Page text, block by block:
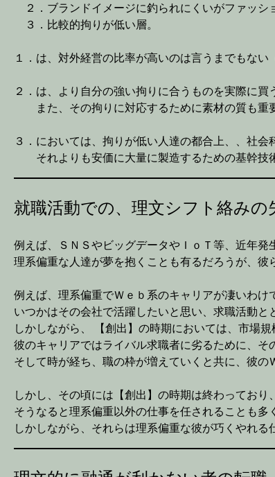
２．ブランドイメージに釣られにくいがファッシ
３．比較的拘りが低い層。
１．は、対外経営の比率が高いのは言うまでもない
２．は、より自分の強い拘りに合うものを実際に
また、その拘りに対応するために素材の質も重
３．においては、拘りが低い人達の都合上、、社
それよりも安価に大量に製造するための基幹技
就職活動での、理文シフト絡みの
例えば、ＳＮＳやビッグデータやＩｏＴ等、近年
理系偏重な人達が夢を抱くことも有るだろうが、彼
例えば、理系偏重でＷｅｂ系のキャリアが凄いわけ
いつかはその会社で活躍したいと思い、求職活動と
しかしながら、 【創出】の時期においては、市場
彼のキャリアではライバル求職者に劣るために、そ
そして時が経ち、職の枠が増えていくと共に、彼
しかし、その頃には【創出】の時期は終わっており
そうなると理系偏重以外の仕事を任されることも
しかしながら、それらは理系偏重な彼が巧くやれる